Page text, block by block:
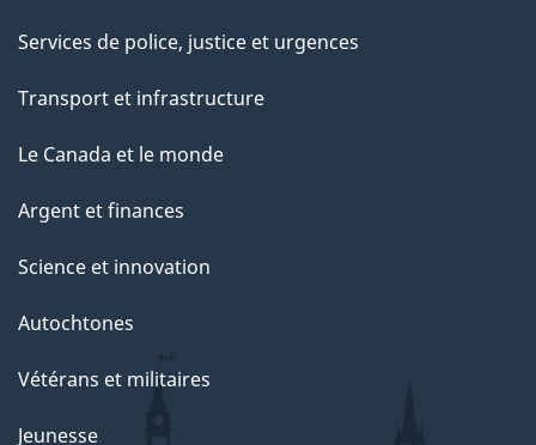
Services de police, justice et urgences
Transport et infrastructure
Le Canada et le monde
Argent et finances
Science et innovation
Autochtones
Vétérans et militaires
Jeunesse